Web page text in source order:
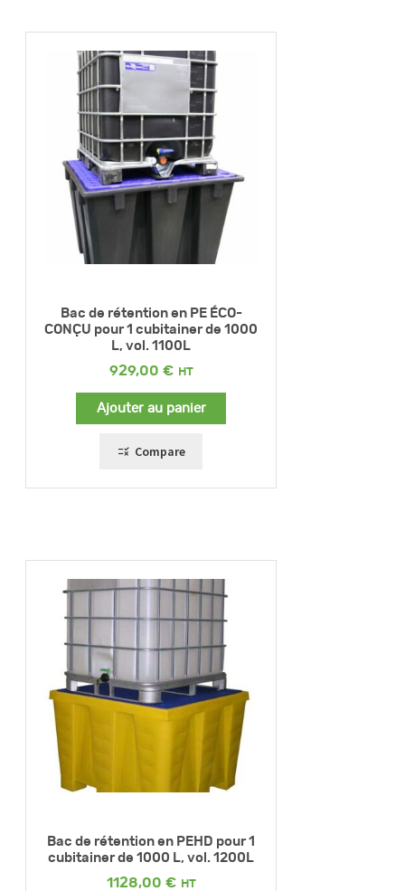
Bac de rétention en PE ÉCO-
CONÇU pour 1 cubitainer de 1000
L, vol. 1100L
929,00 €
Ajouter au panier
Compare
Bac de rétention en PEHD pour 1
cubitainer de 1000 L, vol. 1200L
1128,00 €